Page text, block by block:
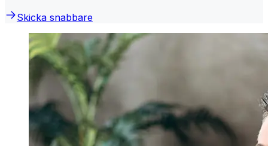
Skicka snabbare